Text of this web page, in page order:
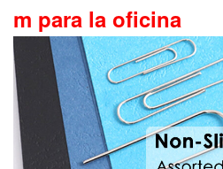
m para la oficina